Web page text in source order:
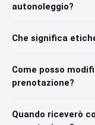
autonoleggio?
Che significa
Come posso
prenotazione?
Quando riceverò